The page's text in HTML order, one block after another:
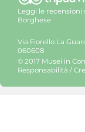
Leggi le recensioni
Borghese
Via Fiorello La
060608
© 2017 Musei in
Responsabilità /